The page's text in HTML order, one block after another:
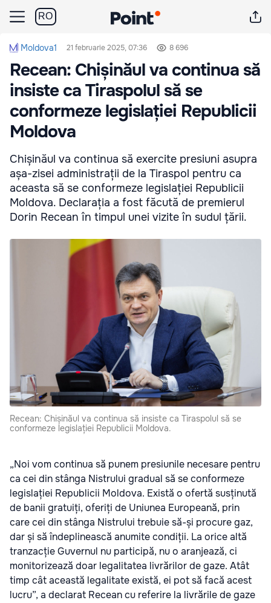
RO
Moldova1 21 februarie 2025, 07:36 8 696
Recean: Chișinăul va continua să
insiste ca Tiraspolul să se
conformeze legislației Republicii
Moldova
Chișinăul va continua să exercite presiuni asupra
așa-zisei administrații de la Tiraspol pentru ca
aceasta să se conformeze legislației Republicii
Moldova. Declarația a fost făcută de premierul
Dorin Recean în timpul unei vizite în sudul țării.
Recean: Chișinăul va continua să insiste ca Tiraspolul să se
conformeze legislației Republicii Moldova.
„Noi vom continua să punem presiunile necesare pentru
ca cei din stânga Nistrului gradual să se conformeze
legislației Republicii Moldova. Există o ofertă susținută
de banii gratuiți, oferiți de Uniunea Europeană, prin
care cei din stânga Nistrului trebuie să-și procure gaz,
dar și să îndeplinească anumite condiții. La orice altă
tranzacție Guvernul nu participă, nu o aranjează, ci
monitorizează doar legalitatea livrărilor de gaze. Atât
timp cât această legalitate există, ei pot să facă acest
lucru”, a declarat Recean cu referire la livrările de gaze